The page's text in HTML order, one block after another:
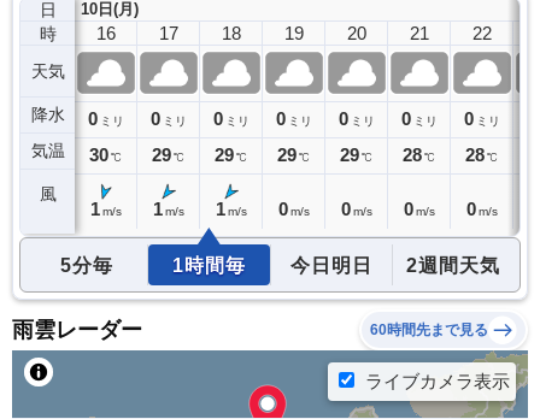
日
時
天気
降水
気温
風
10日(月)
15
0ミリ
30℃
16
0 ミリ
30℃
1 m/s
17
0 ミリ
29℃
1 m/s
18
0 ミリ
29℃
1 m/s
19
0 ミリ
29℃
0 m/s
20
0 ミリ
29℃
0 m/s
21
0 ミリ
28℃
0 m/s
22
0 ミリ
28℃
0 m/s
5分毎 1時間毎 今日明日 2週間天気
雨雲レーダー 60時間先まで見る